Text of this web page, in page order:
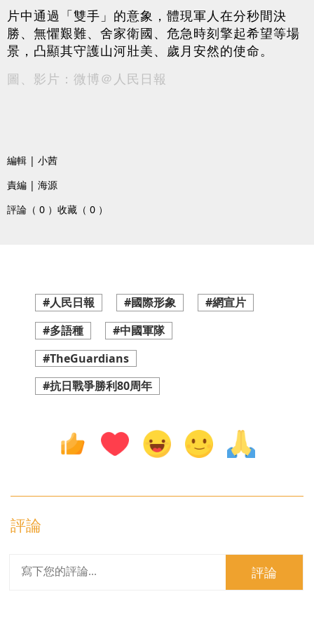
片中通過「雙手」的意象，體現軍人在分秒間決
勝、無懼艱難、舍家衛國、危急時刻擎起希望等場
景，凸顯其守護山河壯美、歲月安然的使命。
圖、影片：微博＠人民日報
編輯 | 小茜
責編 | 海源
評論（ 0 ） 收藏（ 0 ）
#人民日報 #國際形象
#網宣片
#多語種
#中國軍隊
#TheGuardians
#抗日戰爭勝利80周年
評論
評論